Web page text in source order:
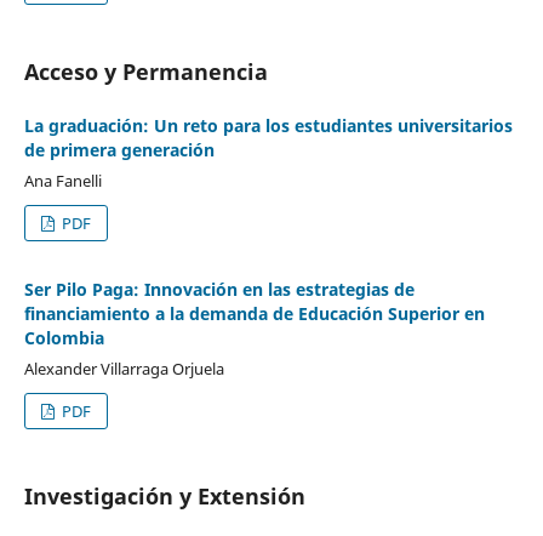
Acceso y Permanencia
La graduación: Un reto para los estudiantes universitarios
de primera generación
Ana Fanelli
PDF
Ser Pilo Paga: Innovación en las estrategias de
financiamiento a la demanda de Educación Superior en
Colombia
Alexander Villarraga Orjuela
PDF
Investigación y Extensión